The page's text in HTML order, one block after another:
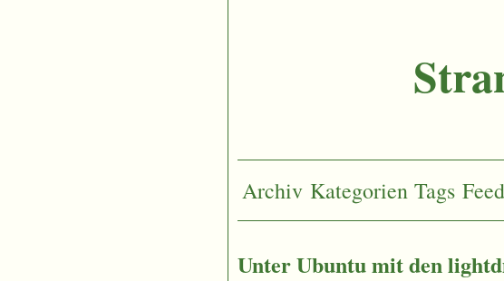
Archiv Kategorien Tags Feed
Unter Ubuntu mit den